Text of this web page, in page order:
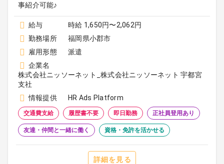
事紹介可能♪
給与
時給 1,650円〜2,062円
勤務場所
福岡県小郡市
雇用形態
派遣
企業名
株式会社ニッソーネット_株式会社ニッソーネット 宇都宮
支社
情報提供
HR Ads Platform
交通費支給 履歴書不要 即日勤務 正社員登用あり
友達・仲間と一緒に働く 資格・免許を活かせる
詳細を見る